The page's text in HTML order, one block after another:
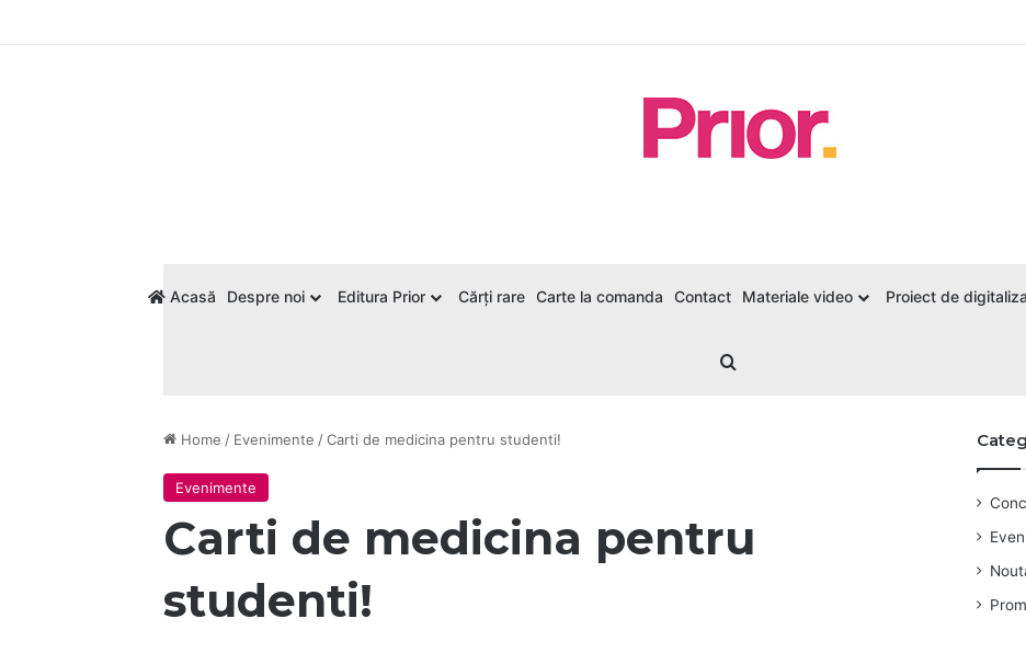
Acasă Despre noi Editura Prior Cărți rare Carte la comanda Contact Materiale video Proiect de
Home / Evenimente / Carti de medicina pentru studenti!
Evenimente
Carti de medicina pentru
studenti!